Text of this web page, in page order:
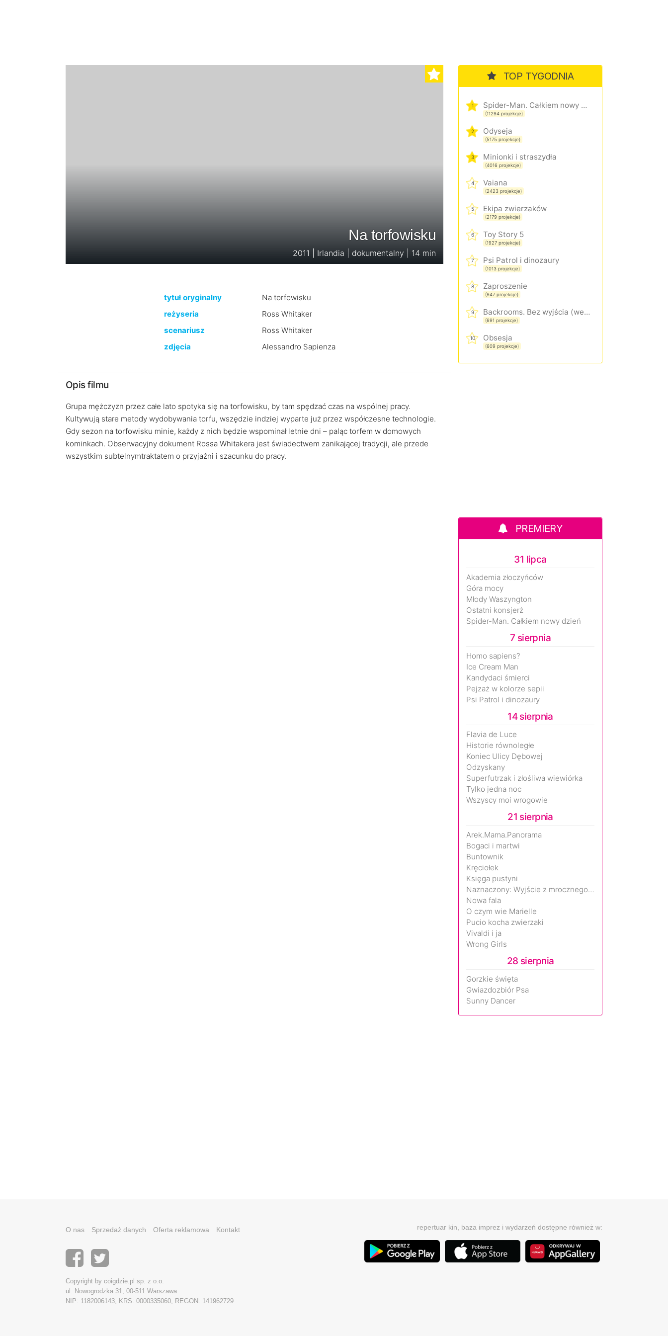
Na torfowisku
2011 | Irlandia | dokumentalny | 14 min
tytuł oryginalny
Na torfowisku
reżyseria
Ross Whitaker
scenariusz
Ross Whitaker
zdjęcia
Alessandro Sapienza
Opis filmu
Grupa mężczyzn przez całe lato spotyka się na torfowisku, by tam spędzać czas na wspólnej pracy.
Kultywują stare metody wydobywania torfu, wszędzie indziej wyparte już przez współczesne technologie.
Gdy sezon na torfowisku minie, każdy z nich będzie wspominał letnie dni – paląc torfem w domowych
kominkach. Obserwacyjny dokument Rossa Whitakera jest świadectwem zanikającej tradycji, ale przede
wszystkim subtelnymtraktatem o przyjaźni i szacunku do pracy.
TOP TYGODNIA
1 Spider-Man. Całkiem nowy dzień
(11294 projekcje)
2 Odyseja
(5175 projekcje)
3 Minionki i straszydła
(4016 projekcje)
4 Vaiana
(2423 projekcje)
5 Ekipa zwierzaków
(2179 projekcje)
6 Toy Story 5
(1927 projekcje)
7 Psi Patrol i dinozaury
(1013 projekcje)
8 Zaproszenie
(947 projekcje)
9 Backrooms. Bez wyjścia (wersja rozszerzona)
(691 projekcje)
10 Obsesja
(609 projekcje)
PREMIERY
31 lipca
Akademia złoczyńców
Góra mocy
Młody Waszyngton
Ostatni konsjerż
Spider-Man. Całkiem nowy dzień
7 sierpnia
Homo sapiens?
Ice Cream Man
Kandydaci śmierci
Pejzaż w kolorze sepii
Psi Patrol i dinozaury
14 sierpnia
Flavia de Luce
Historie równoległe
Koniec Ulicy Dębowej
Odzyskany
Superfutrzak i złośliwa wiewiórka
Tylko jedna noc
Wszyscy moi wrogowie
21 sierpnia
Arek.Mama.Panorama
Bogaci i martwi
Buntownik
Kręciołek
Księga pustyni
Naznaczony: Wyjście z mrocznego wymiaru
Nowa fala
O czym wie Marielle
Pucio kocha zwierzaki
Vivaldi i ja
Wrong Girls
28 sierpnia
Gorzkie święta
Gwiazdozbiór Psa
Sunny Dancer
O nas Sprzedaż danych Oferta reklamowa Kontakt
Copyright by coigdzie.pl sp. z o.o.
ul. Nowogrodzka 31, 00-511 Warszawa
NIP: 1182006143, KRS: 0000335060, REGON: 141962729
repertuar kin, baza imprez i wydarzeń dostępne również w: